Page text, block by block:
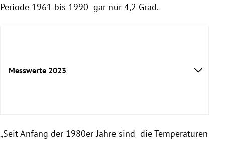
Periode 1961 bis 1990 gar nur 4,2 Grad.
Messwerte 2023
„Seit Anfang der 1980er-Jahre sind die Temperaturen